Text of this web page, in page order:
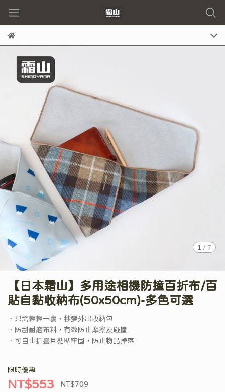
1 / 7
【日本霜山】多用途相機防撞百折布/百
貼自黏收納布(50x50cm)-多色可選
．只需輕輕一裹，秒變外出收納包
．防刮耐磨布料，有效防止摩擦及碰撞
．可自由折疊且黏貼牢固，防止物品掉落
限時優惠
NT$553 NT$709